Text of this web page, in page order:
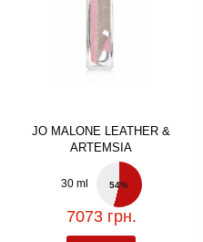
JO MALONE LEATHER &
ARTEMSIA
30 ml 54%
7073 грн.